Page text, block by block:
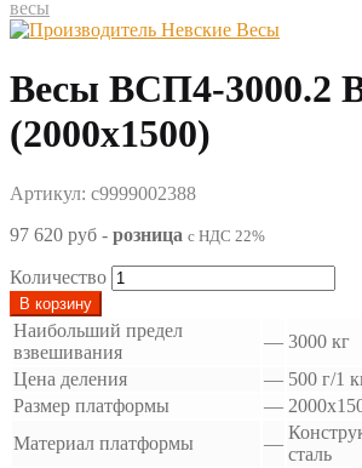
весы
Весы ВСП4-3000.2
(2000х1500)
Артикул: с9999002388
97 620 руб - розница с НДС 22%
Количество
В корзину
Наибольший предел
взвешивания
— 3000 кг
Цена деления
— 500 г/1
Размер платформы
—
Материал платформы
—
сталь